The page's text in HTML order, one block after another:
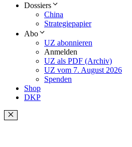
Dossiers
China
Strategiepapier
Abo
UZ abonnieren
Anmelden
UZ als PDF (Archiv)
UZ vom 7. August 2026
Spenden
Shop
DKP
Schließen